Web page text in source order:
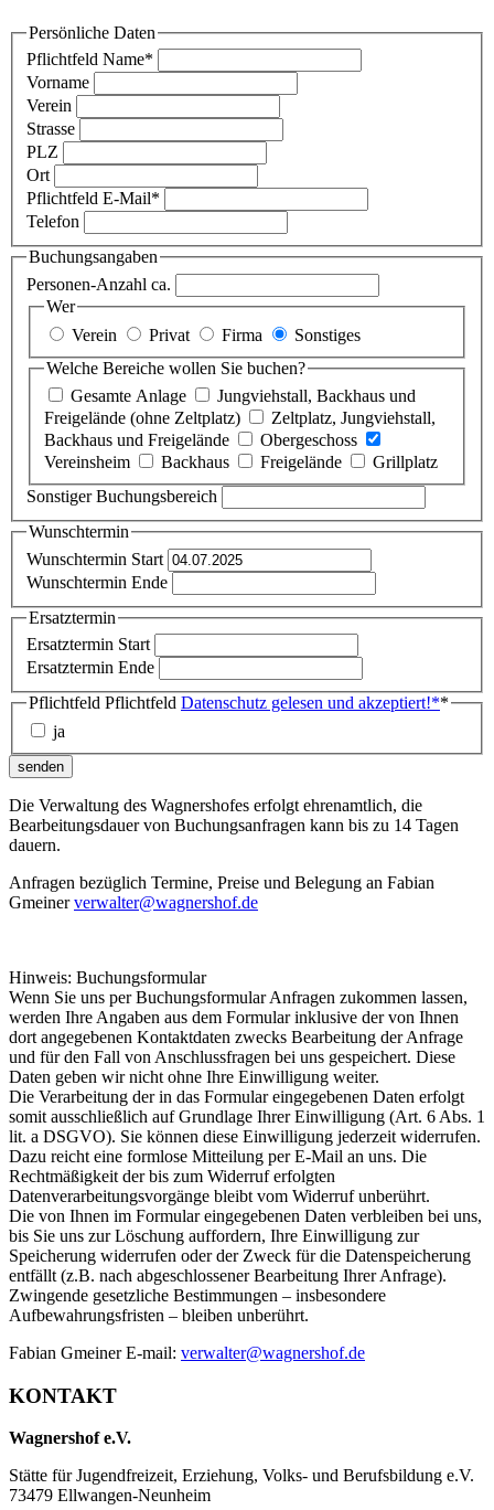
Persönliche Daten
Pflichtfeld Name*
Vorname
Verein
Strasse
PLZ
Ort
Pflichtfeld E-Mail*
Telefon
Buchungsangaben
Personen-Anzahl ca.
Wer
Verein
Privat Firma
Sonstiges
Welche Bereiche wollen Sie buchen?
Gesamte Anlage
Jungviehstall, Backhaus und
Freigelände (ohne Zeltplatz)
Zeltplatz, Jungviehstall,
Backhaus und Freigelände
Obergeschoss
Vereinsheim
Backhaus Freigelände
Grillplatz
Sonstiger Buchungsbereich
Wunschtermin
Wunschtermin Start
Wunschtermin Ende
Ersatztermin
Ersatztermin Start
Ersatztermin Ende
Pflichtfeld Pflichtfeld Datenschutz gelesen und akzeptiert!**
ja
senden
Die Verwaltung des Wagnershofes erfolgt ehrenamtlich, die
Bearbeitungsdauer von Buchungsanfragen kann bis zu 14 Tagen
dauern.
Anfragen bezüglich Termine, Preise und Belegung an Fabian
Gmeinerverwalter@wagnershof.de
Hinweis: Buchungsformular
Wenn Sie uns per Buchungsformular Anfragen zukommen lassen,
werden Ihre Angaben aus dem Formular inklusive der von Ihnen
dort angegebenen Kontaktdaten zwecks Bearbeitung der Anfrage
und für den Fall von Anschlussfragen bei uns gespeichert. Diese
Daten geben wir nicht ohne Ihre Einwilligung weiter.
Die Verarbeitung der in das Formular eingegebenen Daten erfolgt
somit ausschließlich auf Grundlage Ihrer Einwilligung (Art. 6 Abs. 1
lit. a DSGVO). Sie können diese Einwilligung jederzeit widerrufen.
Dazu reicht eine formlose Mitteilung per E-Mail an uns. Die
Rechtmäßigkeit der bis zum Widerruf erfolgten
Datenverarbeitungsvorgänge bleibt vom Widerruf unberührt.
Die von Ihnen im Formular eingegebenen Daten verbleiben bei uns,
bis Sie uns zur Löschung auffordern, Ihre Einwilligung zur
Speicherung widerrufen oder der Zweck für die Datenspeicherung
entfällt (z.B. nach abgeschlossener Bearbeitung Ihrer Anfrage).
Zwingende gesetzliche Bestimmungen – insbesondere
Aufbewahrungsfristen – bleiben unberührt.
Fabian Gmeiner E-mail: verwalter@wagnershof.de
KONTAKT
Wagnershof e.V.
Stätte für Jugendfreizeit, Erziehung, Volks- und Berufsbildung e.V.
73479 Ellwangen-Neunheim